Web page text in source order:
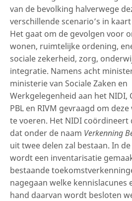
van de bevolking halverwege
verschillende scenario’s in
Het gaat om de gevolgen voor
wonen, ruimtelijke ordening,
sociale zekerheid, zorg,
integratie. Namens acht
ministerie van Sociale Zaken en
Werkgelegenheid aan het NIDI,
PBL en RIVM gevraagd om
te voeren. Het NIDI coördineert
dat onder de naam Verkenning
uit twee delen zal bestaan. In
wordt een inventarisatie
bestaande
nagegaan welke kennislacunes
hand daarvan wordt besloten